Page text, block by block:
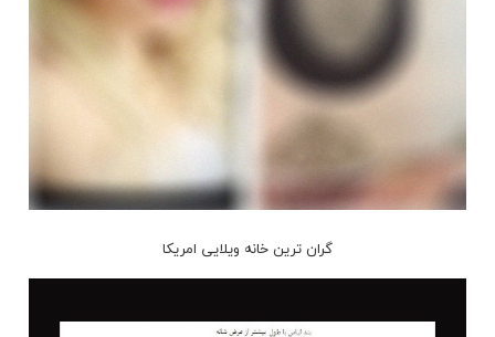
گران ترین خانه ویلایی امریکا